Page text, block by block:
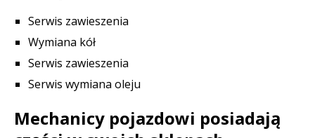
Serwis zawieszenia
Wymiana kół
Serwis zawieszenia
Serwis wymiana oleju
Mechanicy pojazdowi posiadają